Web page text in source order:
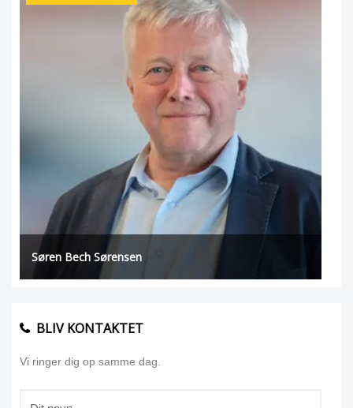
Søren Bech Sørensen
BLIV KONTAKTET
Vi ringer dig op samme dag.